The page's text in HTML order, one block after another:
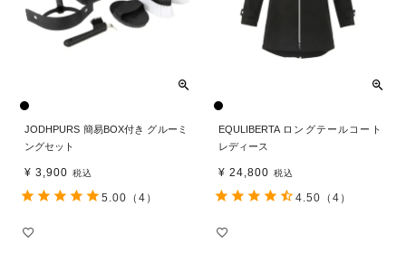
JODHPURS 簡易BOX付き グルーミ
ングセット
¥ 3,900 税込
5.00 （4）
EQULIBERTA ロングテールコート
レディース
¥ 24,800 税込
4.50 （4）